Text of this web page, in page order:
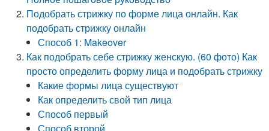
Подобрать стрижку по форме лица онлайн. Как
подобрать стрижку онлайн
Способ 1: Makeover
Как подобрать себе стрижку женскую. (60 фото) Как
просто определить форму лица и подобрать стрижку
Какие формы лица существуют
Как определить свой тип лица
Способ первый